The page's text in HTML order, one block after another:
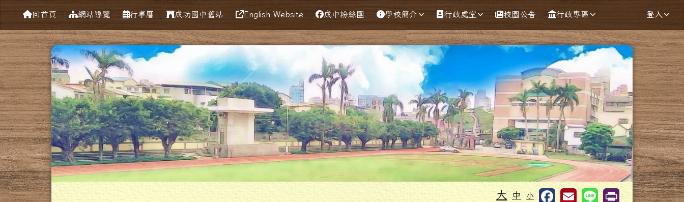
台南市成功國中
導覽列
回首頁 網站導覽 行事曆 成功國中舊站 English Website 成中粉絲團 學校簡介 行政處室 校園公告 行政專區 登入
工具列 大 中 小